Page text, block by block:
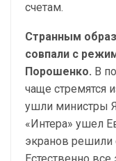
счетам.
Странным
совпали с
Порошенко. В
чаще стремятся
ушли министры
«Интера» ушел
экранов решили